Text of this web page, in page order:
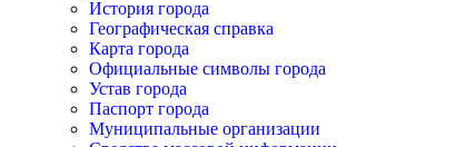
История города
Географическая справка
Карта города
Официальные символы города
Устав города
Паспорт города
Муниципальные организации